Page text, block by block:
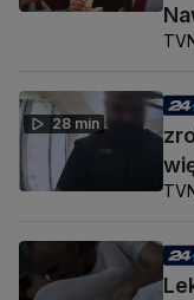
28 min